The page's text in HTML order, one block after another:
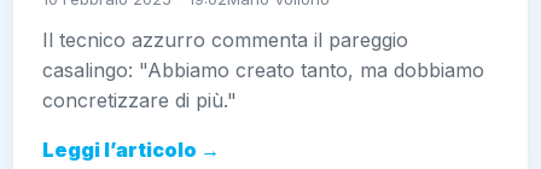
Il tecnico azzurro commenta il pareggio
casalingo: "Abbiamo creato tanto, ma dobbiamo
concretizzare di più."
Leggi l’articolo →